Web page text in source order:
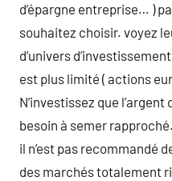
d’épargne entreprise… )
souhaitez choisir. voyez
d’univers
est plus limité ( actions
N’investissez que l’argent
besoin à semer
il n’est pas recommandé
des marchés totalement